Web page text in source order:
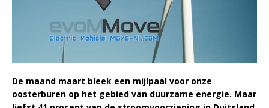
De maand maart bleek een mijlpaal voor onze
oosterburen op het gebied van duurzame energie. Maar